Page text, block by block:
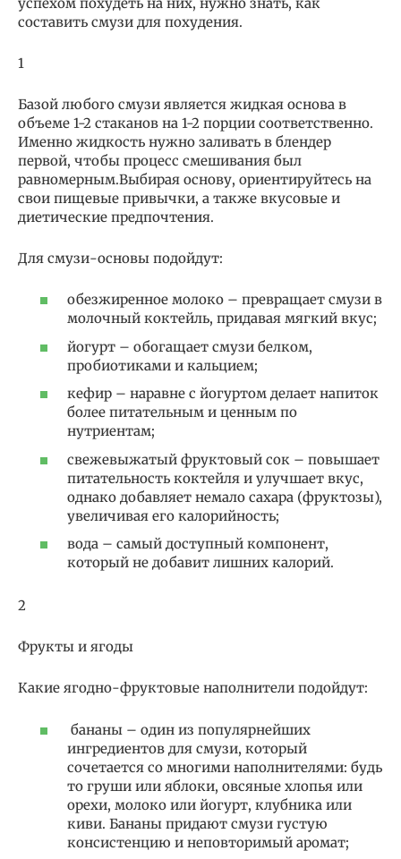
составить смузи для похудения.
1
Базой любого смузи является жидкая основа в
объеме 1-2 стаканов на 1-2 порции соответственно.
Именно жидкость нужно заливать в блендер
первой, чтобы процесс смешивания был
равномерным.Выбирая основу, ориентируйтесь на
свои пищевые привычки, а также вкусовые и
диетические предпочтения.
Для смузи-основы подойдут:
обезжиренное молоко – превращает смузи в
молочный коктейль, придавая мягкий вкус;
йогурт – обогащает смузи белком,
пробиотиками и кальцием;
кефир – наравне с йогуртом делает напиток
более питательным и ценным по
нутриентам;
свежевыжатый фруктовый сок – повышает
питательность коктейля и улучшает вкус,
однако добавляет немало сахара (фруктозы),
увеличивая его калорийность;
вода – самый доступный компонент,
который не добавит лишних калорий.
2
Фрукты и ягоды
Какие ягодно-фруктовые наполнители подойдут:
бананы – один из популярнейших
ингредиентов для смузи, который
сочетается со многими наполнителями: будь
то груши или яблоки, овсяные хлопья или
орехи, молоко или йогурт, клубника или
киви. Бананы придают смузи густую
консистенцию и неповторимый аромат;